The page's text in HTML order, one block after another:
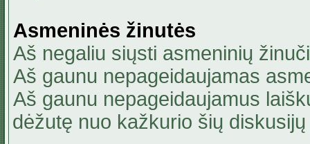
Asmeninės žinutės
Aš negaliu siųsti asmeninių
Aš gaunu nepageidaujamas
Aš gaunu nepageidaujamus
dėžutę nuo kažkurio šių